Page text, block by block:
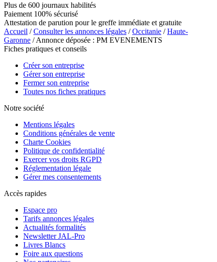
Plus de 600 journaux habilités
Paiement 100% sécurisé
Attestation de parution pour le greffe immédiate et gratuite
Accueil /Consulter les annonces légales /Occitanie /Haute-
Garonne / Annonce déposée : PM EVENEMENTS
Fiches pratiques et conseils
Créer son entreprise
Gérer son entreprise
Fermer son entreprise
Toutes nos fiches pratiques
Notre société
Mentions légales
Conditions générales de vente
Charte Cookies
Politique de confidentialité
Exercer vos droits RGPD
Réglementation légale
Gérer mes consentements
Accès rapides
Espace pro
Tarifs annonces légales
Actualités formalités
Newsletter JAL-Pro
Livres Blancs
Foire aux questions